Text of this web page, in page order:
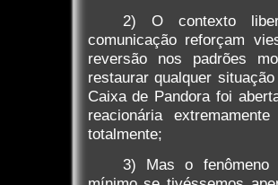
2) O contexto
comunicação reforçam
reversão nos padrões
restaurar qualquer
Caixa de Pandora foi
reacionária
totalmente;
3) Mas o fenômeno